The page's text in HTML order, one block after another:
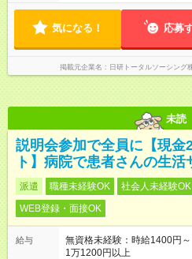
気になる！ 応募
掲載元企業名 日研トータルソーシン
未読
説明会参加で全員に【現金
ト】病院で患者さんの生活
派遣 職種未経験OK 社会人未経験OK
WEB登録・面接OK
給与
無資格未経験：時給1400
1万1200円以上